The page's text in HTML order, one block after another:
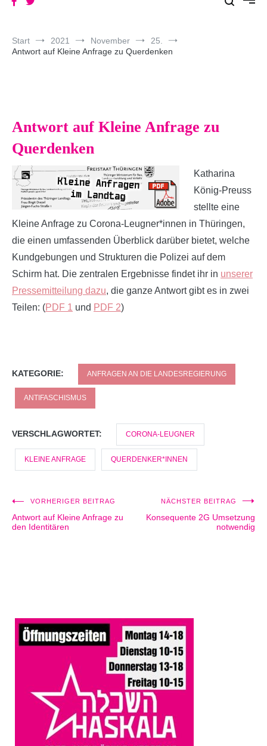
Start 2021 November
25.
Antwort auf Kleine Anfrage zu Querdenken
Antwort auf Kleine Anfrage zu
Querdenken
Katharina
König-Preuss
stellte eine
Kleine Anfrage zu Corona-Leugner*innen in Thüringen,
die einen umfassenden Überblick darüber bietet, welche
Kundgebungen und Strukturen die Polizei auf dem
Schirm hat. Die zentralen Ergebnisse findet ihr in unserer
Pressemitteilung dazu, die ganze Antwort gibt es in zwei
Teilen: (PDF 1 und PDF 2)
KATEGORIE: ANFRAGEN AN DIE LANDESREGIERUNG
ANTIFASCHISMUS
VERSCHLAGWORTET: CORONA-LEUGNER
KLEINE ANFRAGE QUERDENKER*INNEN
Beitragsnavigation
VORHERIGER BEITRAG
Antwort auf Kleine Anfrage zu
den Identitären
NÄCHSTER BEITRAG
Konsequente 2G Umsetzung
notwendig